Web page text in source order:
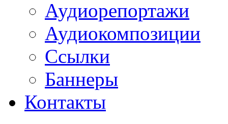
Аудиорепортажи
Аудиокомпозиции
Ссылки
Баннеры
Контакты